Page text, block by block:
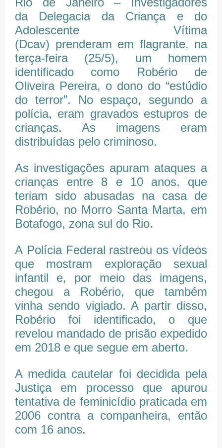
da Delegacia da Criança e do
Adolescente Vítima
(Dcav) prenderam em flagrante, na
terça-feira (25/5), um homem
identificado como Robério de
Oliveira Pereira, o dono do “estúdio
do terror”. No espaço, segundo a
polícia, eram gravados estupros de
crianças. As imagens eram
distribuídas pelo criminoso.
As investigações apuram ataques a
crianças entre 8 e 10 anos, que
teriam sido abusadas na casa de
Robério, no Morro Santa Marta, em
Botafogo, zona sul do Rio.
A Polícia Federal rastreou os vídeos
que mostram exploração sexual
infantil e, por meio das imagens,
chegou a Robério, que também
vinha sendo vigiado. A partir disso,
Robério foi identificado, o que
revelou mandado de prisão expedido
em 2018 e que segue em aberto.
A medida cautelar foi decidida pela
Justiça em processo que apurou
tentativa de feminicídio praticada em
2006 contra a companheira, então
com 16 anos.